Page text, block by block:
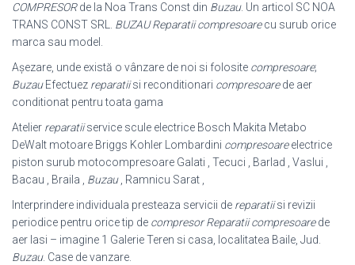
COMPRESORde la Noa Trans Const din Buzau. Un articol SC NOA
TRANS CONST SRL. BUZAU Reparatii compresoarecu surub orice
marca sau model.
Așezare, unde există o vânzare de noi si folosite compresoare;
BuzauEfectuez reparatiisi reconditionari compresoarede aer
conditionat pentru toata gama
Atelier reparatiiservice scule electrice Bosch Makita Metabo
DeWalt motoare Briggs Kohler Lombardini compresoareelectrice
piston surub motocompresoare Galati , Tecuci , Barlad , Vaslui ,
Bacau , Braila , Buzau, Ramnicu Sarat ,
Interprindere individuala presteaza servicii de reparatiisi revizii
periodice pentru orice tip de compresor Reparatii compresoarede
aer Iasi – imagine 1 Galerie Teren si casa, localitatea Baile, Jud.
Buzau. Case de vanzare.